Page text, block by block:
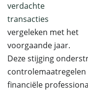
verdachte
transacties
vergeleken met het
voorgaande jaar.
Deze stijging
financiële